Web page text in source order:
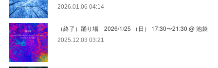
2026.01.06 04:14
（終了）踊り場 2026/1/25 （日） 17:30〜21:30 @ 池袋
2025.12.03 03:21